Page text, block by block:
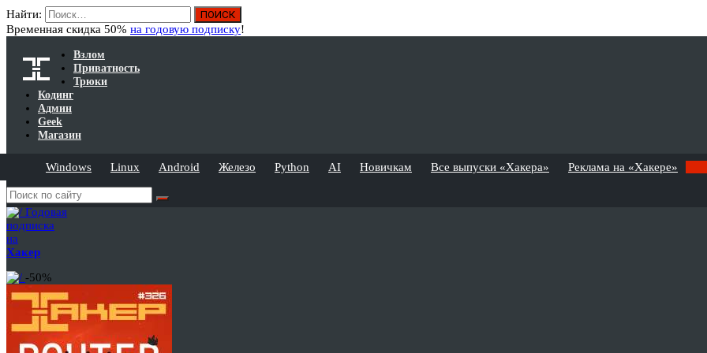
Найти:
Временная скидка 50% на годовую подписку!
Взлом
Приватность
Трюки
Кодинг
Админ
Geek
Магазин
Windows Linux Android Железо Python AI Новичкам Все выпуски «Хакера» Реклама на «Хакере»
Годовая
подписка
на
Хакер
-50%